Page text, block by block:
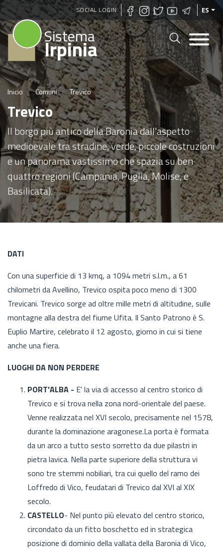
Pasar
al
contenido
principal
SOCIAL LOGIN ES
Sistema
Irpinia
Inicio Comuni Trevico
Trevico
Il borgo più antico della Baronia dall'aspetto
medioevale tra stradine, verde, piccole costruzioni
e un panorama vastissimo che spazia su ben
quattro regioni (Campania, Puglia, Molise, e
Basilicata).
DATI
Con una superficie di 13 kmq, a 1094 metri s.l.m., a 61
chilometri da Avellino, Trevico ospita poco meno di 1300
Trevicani. Trevico sorge ad oltre mille metri di altitudine, sulle
montagne alla destra del fiume Ufita. Il Santo Patrono è S.
Euplio Martire, celebrato il 12 agosto, giorno in cui si tiene
anche una fiera.
LUOGHI DA NON PERDERE
PORT'ALBA - E' la via di accesso al centro storico di
Trevico e si trova nella zona nord-orientale del paese.
Venne realizzata nel XVI secolo, precisamente nel 1578,
durante la dominazione aragonese.La porta è formata
da un arco a tutto sesto sorretto da due pilastri in
pietra lavica. Nella parte superiore della struttura vi
sono tre stemmi nobiliari, tra cui quello del ramo dei
Loffredo di Vico, feudatari di Trevico dal XVI al XIX
secolo.
CASTELLO- Nel punto più elevato del centro storico,
circondato da un fitto boschetto ed in strategica
posizione di dominio della vallata della Baronia di Vico,